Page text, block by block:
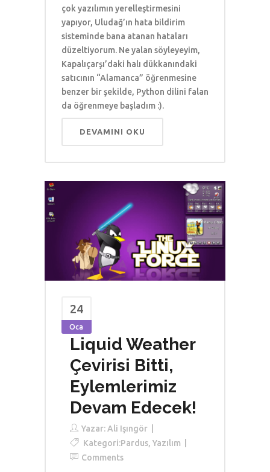
çok yazılımın yerelleştirmesini
yapıyor, Uludağ’ın hata bildirim
sisteminde bana atanan hataları
düzeltiyorum. Ne yalan söyleyeyim,
Kapalıçarşı’daki halı dükkanındaki
satıcının “Alamanca” öğrenmesine
benzer bir şekilde, Python dilini falan
da öğrenmeye başladım :).
DEVAMINI OKU
24
Oca
Liquid Weather
Çevirisi Bitti,
Eylemlerimiz
Devam Edecek!
Yazar:Ali Işıngör
Kategori:Pardus, Yazılım
Comments